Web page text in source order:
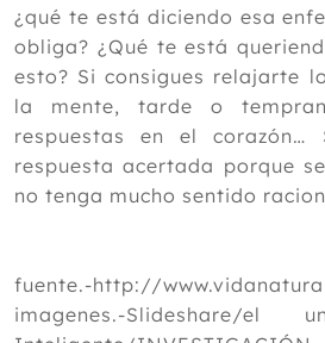
¿qué te está diciendo esa
obliga? ¿Qué te está
esto? Si consigues relajarte
la mente, tarde o
respuestas en el
respuesta acertada porque
no tenga mucho sentido
fuente.-http://
imagenes.-Slideshare/el